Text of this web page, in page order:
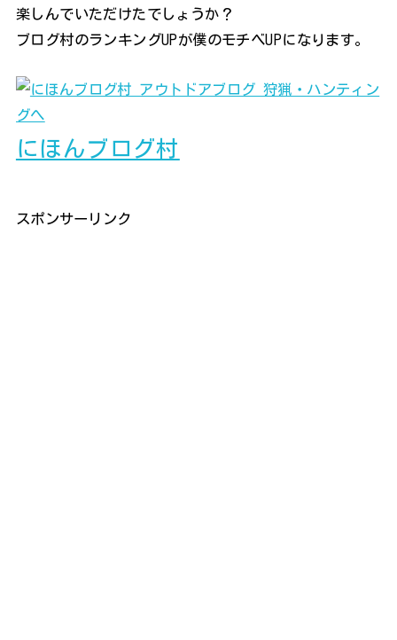
楽しんでいただけたでしょうか？
ブログ村のランキングUPが僕のモチベUPになります。
にほんブログ村
スポンサーリンク